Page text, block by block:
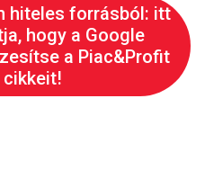
hiteles forrásból: itt
hogy a Google
a Piac&Profit
cikkeit!